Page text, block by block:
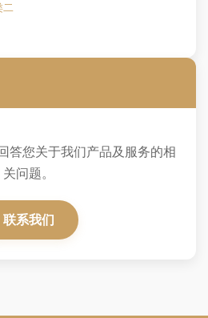
二
答您关于我们产品及服务的相
关问题。
联系我们